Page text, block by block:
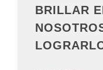
BRILLAR